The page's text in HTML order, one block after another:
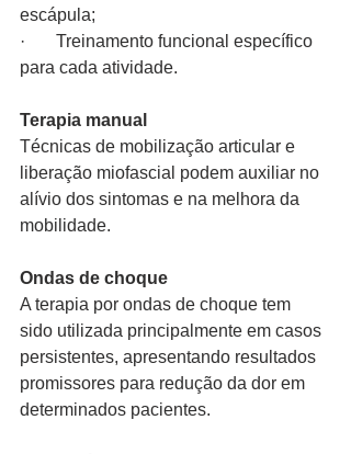
escápula;
·       Treinamento funcional específico
para cada atividade.
Terapia manual
Técnicas de mobilização articular e
liberação miofascial podem auxiliar no
alívio dos sintomas e na melhora da
mobilidade.
Ondas de choque
A terapia por ondas de choque tem
sido utilizada principalmente em casos
persistentes, apresentando resultados
promissores para redução da dor em
determinados pacientes.